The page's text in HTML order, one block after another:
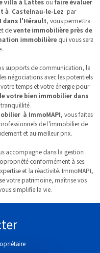
villa à Lattes ou faire évaluer
à Castelnau-le-Lez par
dans l'Hérault, vous permettra
devente immobilière près de
immobilière qui vous sera
supports de communication, la
négociations avec les potentiels
temps et votre énergie pour
votre bien immobilier dans
à ImmoMAPI, vous faites
de l'immobilier de
et au meilleur prix.
accompagne dans la gestion
conformément à ses
et la réactivité. ImmoMAPI,
votre patrimoine, maîtrise vos
simplifie la vie.